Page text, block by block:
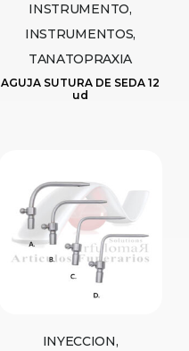
INSTRUMENTO,
INSTRUMENTOS,
TANATOPRAXIA
AGUJA SUTURA DE SEDA 12
ud
INYECCION,